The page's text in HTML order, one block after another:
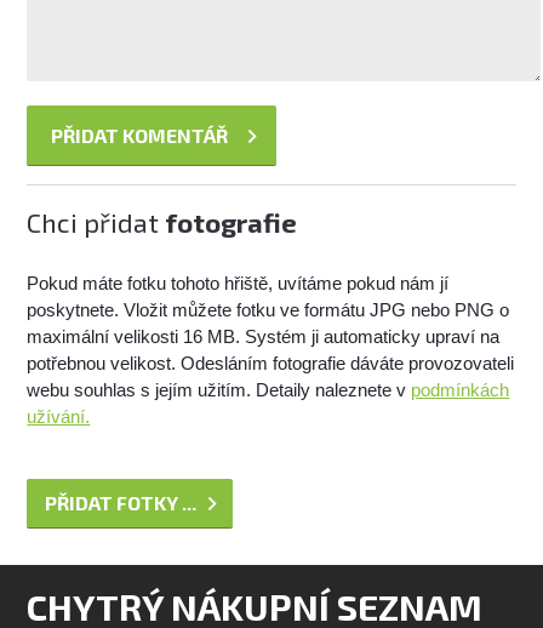
Chci přidat fotografie
Pokud máte fotku tohoto hřiště, uvítáme pokud nám jí
poskytnete. Vložit můžete fotku ve formátu JPG nebo PNG o
maximální velikosti 16 MB. Systém ji automaticky upraví na
potřebnou velikost. Odesláním fotografie dáváte provozovateli
webu souhlas s jejím užitím. Detaily naleznete v podmínkách
užívání.
PŘIDAT FOTKY ...
CHYTRÝ NÁKUPNÍ SEZNAM